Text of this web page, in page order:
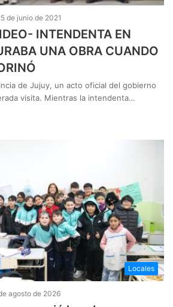
de junio de 2021
INTENDENTA EN
UNA OBRA CUANDO
de Jujuy, un acto oficial del gobierno
visita. Mientras la intendenta…
Locales
agosto de 2026